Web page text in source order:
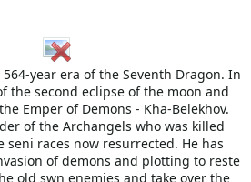
year era of the Seventh Dragon. In
the second eclipse of the moon and
Emper of Demons - Kha-Belekhov.
of the Archangels who was killed
races now resurrected. He has
of demons and plotting to reste
old swn enemies and take over the